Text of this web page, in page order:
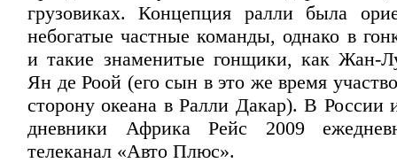
грузовиках. Концепция ралли была
небогатые частные команды, однако в
и такие знаменитые гонщики, как Жан-
Ян де Роой (его сын в это же время
сторону океана в Ралли Дакар). В России
дневники Африка Рейс 2009
телеканал «Авто Плюс».